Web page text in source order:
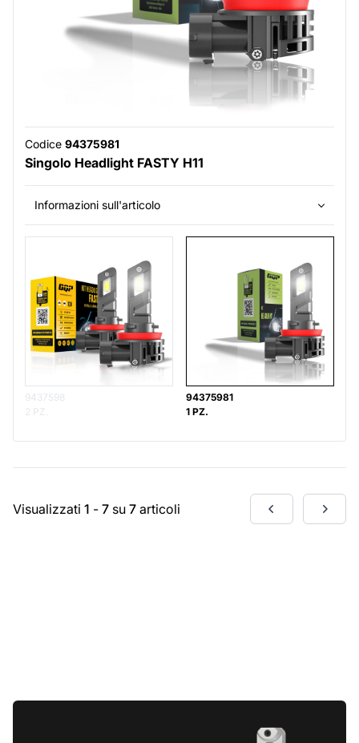
Codice 94375981
Singolo Headlight FASTY H11
Informazioni sull'articolo
9437598
2 PZ.
94375981
1 PZ.
Visualizzati 1 - 7 su 7 articoli